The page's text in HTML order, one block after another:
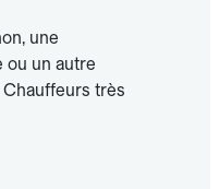
une
ou un autre
très